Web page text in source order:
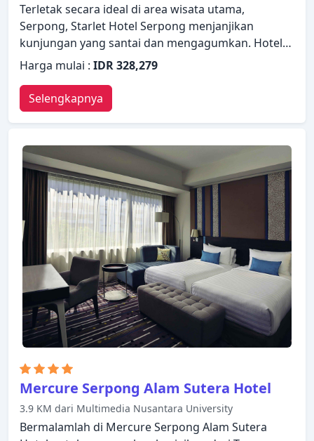
Terletak secara ideal di area wisata utama,
Serpong, Starlet Hotel Serpong menjanjikan
kunjungan yang santai dan mengagumkan. Hotel
ini menawarkan berbagai layanan dan fasilitas
yang dirancang untuk memberikan kenyamanan
dan kemudahan kepada para tamu. WiFi gratis di
semua kamar, satpam 24 jam, toko serbaguna,
resepsionis 24 jam, Wi-fi di tempat umum hanyalah
beberapa dari berbagai fasilitas yang ditawarkan.
Bersantailah di kamar Anda yang nyaman dan
beberapa kamar dilengkapi dengan fasilitas seperti
akses internet WiFi (gratis), AC, TV satelit/kabel,
brankas dalam kamar, perlengkapan mandi. Hotel
ini menawarkan berbagai pilihan rekreasi. Starlet
Hotel Serpong menggabungkan keramahan yang
hangat dengan suasana yang indah untuk
membuat kunjungan Anda di Tangerang tak
terlupakan.
Harga mulai : IDR 328,279
Selengkapnya
Mercure Serpong Alam Sutera Hotel
3.9 KM dari Multimedia Nusantara University
Bermalamlah di Mercure Serpong Alam Sutera